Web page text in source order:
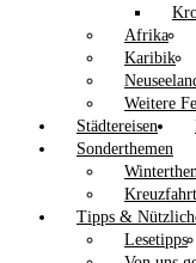
Afrika
Karibik
Weitere
Städtereisen
Sonderthemen
Tipps &
Lesetipps